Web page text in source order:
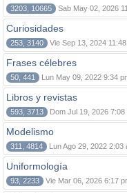
3203, 10665 Sab May 02, 2026
Curiosidades
253, 3140 Vie Sep 13, 2024
Frases célebres
50, 441 Lun May 09, 2022 9:34
Libros y revistas
593, 3713 Dom Jul 19, 2026 7:08
Modelismo
311, 4814 Lun Ago 29, 2022 2:03
Uniformología
93, 2233 Vie Mar 06, 2026 6:17